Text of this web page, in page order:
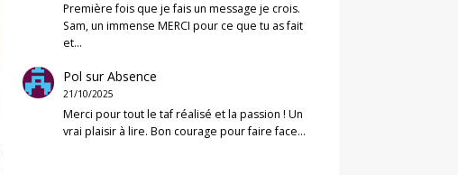
Première fois que je fais un message je crois.
Sam, un immense MERCI pour ce que tu as fait
et…
Pol surAbsence
21/10/2025
Merci pour tout le taf réalisé et la passion ! Un
vrai plaisir à lire. Bon courage pour faire face…